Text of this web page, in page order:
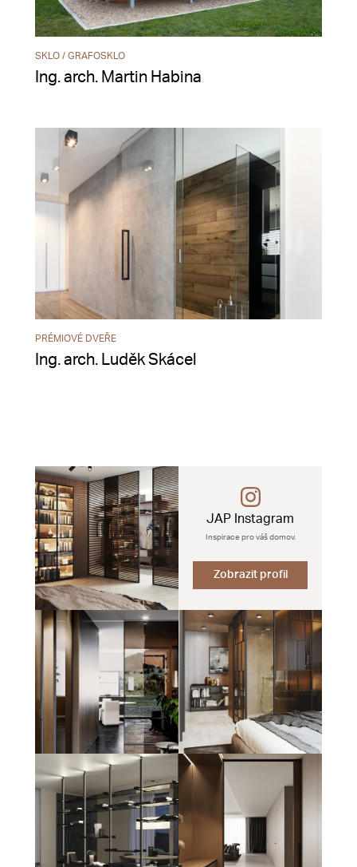
SKLO / GRAFOSKLO
Ing. arch. Martin Habina
PRÉMIOVÉ DVEŘE
Ing. arch. Luděk Skácel
JAP Instagram
Inspirace pro váš domov.
Zobrazit profil